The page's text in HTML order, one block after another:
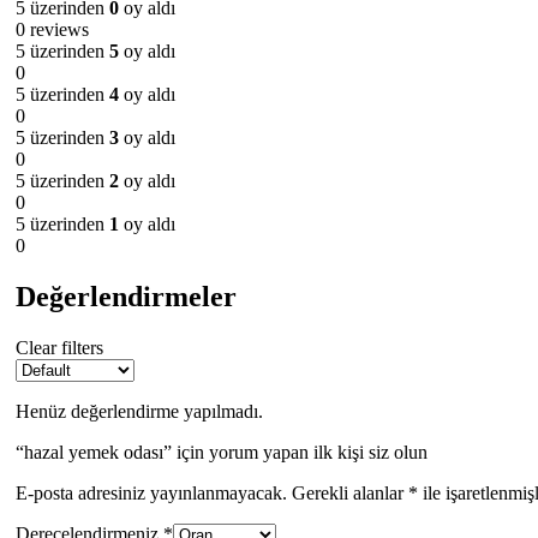
5 üzerinden 0 oy aldı
0 reviews
5 üzerinden 5 oy aldı
0
5 üzerinden 4 oy aldı
0
5 üzerinden 3 oy aldı
0
5 üzerinden 2 oy aldı
0
5 üzerinden 1 oy aldı
0
Değerlendirmeler
Clear filters
Henüz değerlendirme yapılmadı.
“hazal yemek odası” için yorum yapan ilk kişi siz olun
E-posta adresiniz yayınlanmayacak. Gerekli alanlar * ile